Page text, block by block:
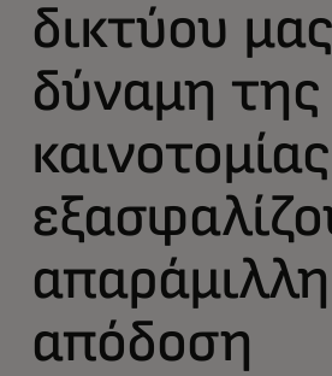
δικτύου
δύναμη της
απαράμιλλη
απόδοση